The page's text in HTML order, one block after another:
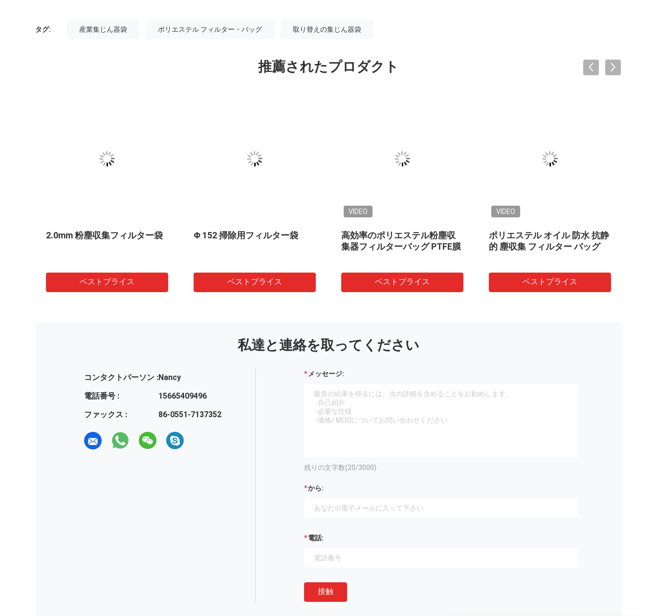
タグ: 産業集じん器袋 ポリエステル フィルター・バッグ 取り替えの集じん器袋
推薦されたプロダクト
2.0mm 粉塵収集フィルター袋
ベストプライス
Φ 152 掃除用フィルター袋
ベストプライス
VIDEO
高効率のポリエステル粉塵収
集器フィルターバッグ PTFE膜
ベストプライス
VIDEO
ポリエステル オイル 防水 抗静
的 塵収集 フィルター バッグ
ベストプライス
私達と連絡を取ってください
コンタクトパーソン :Nancy
電話番号 :
15665409496
ファックス :
86-0551-7137352
メッセージ:
残りの文字数(20/3000)
から:
電話:
接触